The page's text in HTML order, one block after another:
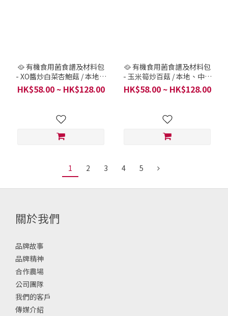
🥘 有機食用菌食譜及材料包
- XO醬炒白菜杏鮑菇 / 本地、
中國或台灣
HK$58.00 ~ HK$128.00
🥘 有機食用菌食譜及材料包
- 玉米筍炒百菇 / 本地、中國
或台灣
HK$58.00 ~ HK$128.00
1 2 3 4 5
關於我們
品牌故事
品牌精神
合作農場
公司團隊
我們的客戶
傳媒介紹